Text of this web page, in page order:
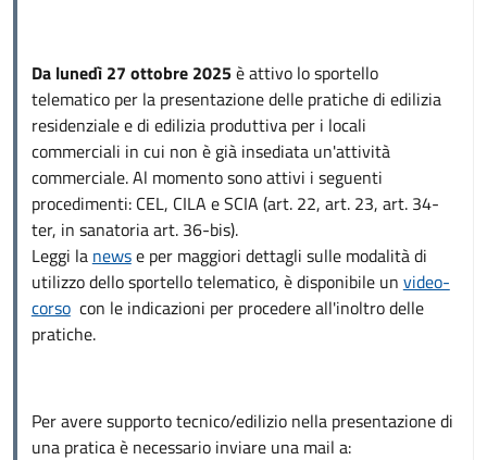
Da lunedì 27 ottobre 2025è attivo lo sportello
telematico per la presentazione delle pratiche di edilizia
residenziale e di edilizia produttiva per i locali
commerciali in cui non è già insediata un'attività
commerciale. Al momento sono attivi i seguenti
procedimenti: CEL, CILA e SCIA (art. 22, art. 23, art. 34-
ter, in sanatoria art. 36-bis).
Leggi la newse per maggiori dettagli sulle modalità di
utilizzo dello sportello telematico, è disponibile un video-
corsocon le indicazioni per procedere all'inoltro delle
pratiche.
Per avere supporto tecnico/edilizio nella presentazione di
una pratica è necessario inviare una mail a: